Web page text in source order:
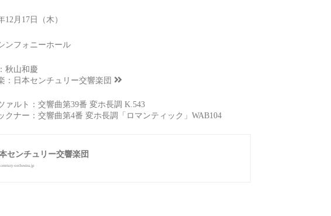
12月17日（木）
ンフォニーホール
秋山和慶
： 日本センチュリー交響楽団
ァルト：交響曲第39番 変ホ長調 K.543
クナー：交響曲第4番 変ホ長調「ロマンティック」WAB104
センチュリー交響楽団
orchestra.jp